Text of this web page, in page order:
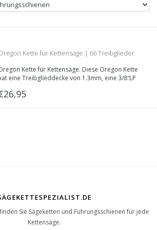
Kette für Kettensäge | 66 Treibglieder
1.3mm | 3/8LP | Teilenummer 91VXL066E
Kette für Kettensäge. Diese Oregon Kette
eine Treibglieddecke von 1.3mm, eine 3/8“LP
91VXL066E
Sie Sägeketten und Führungsschienen für jede
Kettensäge.